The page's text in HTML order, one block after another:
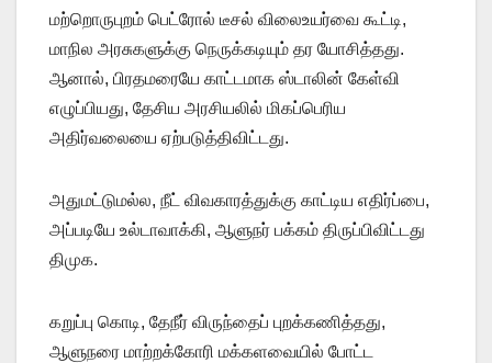
மற்றொருபுறம் பெட்ரோல் டீசல் விலைஉயர்வை கூட்டி,
மாநில அரசுகளுக்கு நெருக்கடியும் தர யோசித்தது.
ஆனால், பிரதமரையே காட்டமாக ஸ்டாலின் கேள்வி
எழுப்பியது, தேசிய அரசியலில் மிகப்பெரிய
அதிர்வலையை ஏற்படுத்திவிட்டது.
அதுமட்டுமல்ல, நீட் விவகாரத்துக்கு காட்டிய எதிர்ப்பை,
அப்படியே உல்டாவாக்கி, ஆளுநர் பக்கம் திருப்பிவிட்டது
திமுக.
கறுப்பு கொடி, தேநீர் விருந்தைப் புறக்கணித்தது,
ஆளுநரை மாற்றக்கோரி மக்களவையில் போட்ட